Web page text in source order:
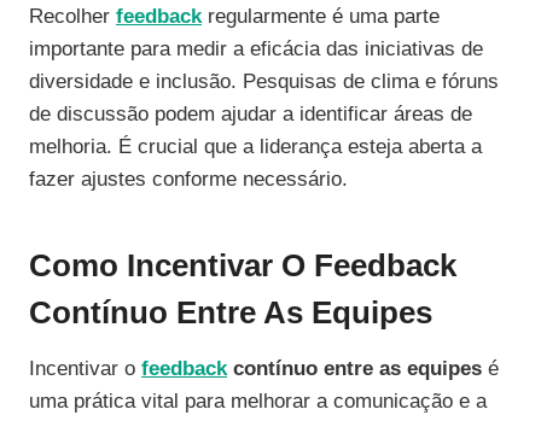
Recolher feedbackregularmente é uma parte
importante para medir a eficácia das iniciativas de
diversidade e inclusão. Pesquisas de clima e fóruns
de discussão podem ajudar a identificar áreas de
melhoria. É crucial que a liderança esteja aberta a
fazer ajustes conforme necessário.
Como Incentivar O Feedback
Contínuo Entre As Equipes
Incentivar o feedbackcontínuo entre as equipes é
uma prática vital para melhorar a comunicação e a